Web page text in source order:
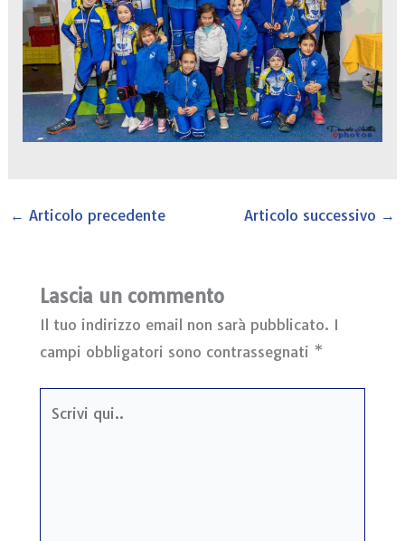
← Articolo precedente Articolo successivo →
Lascia un commento
Il tuo indirizzo email non sarà pubblicato. I
campi obbligatori sono contrassegnati *